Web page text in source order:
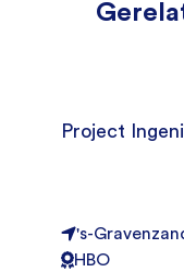
Project
's-
HBO